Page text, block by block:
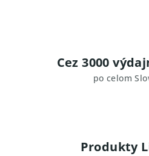
Cez 3000
po celom
Produkty